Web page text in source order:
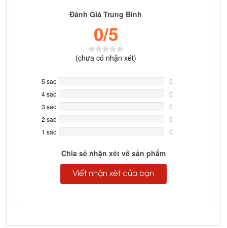
Đánh Giá Trung Bình
0/5
(chưa có nhận xét)
5 sao
Complete
0
4 sao
Complete
0
3 sao
Complete
0
2 sao
Complete
0
1 sao
0
Chia sẻ nhận xét về sản phẩm
Viết nhận xét của bạn